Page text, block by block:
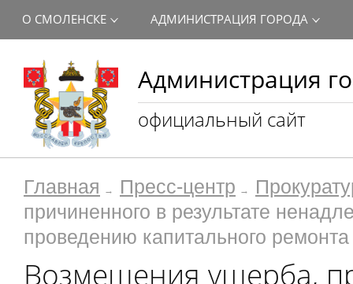
Администрация
официальный сайт
О СМОЛЕНСКЕ АДМИНИСТРАЦИЯ ГОРОДА
Главная Пресс-центр
причиненного в результате
проведению капитального
Возмещения ущерба,